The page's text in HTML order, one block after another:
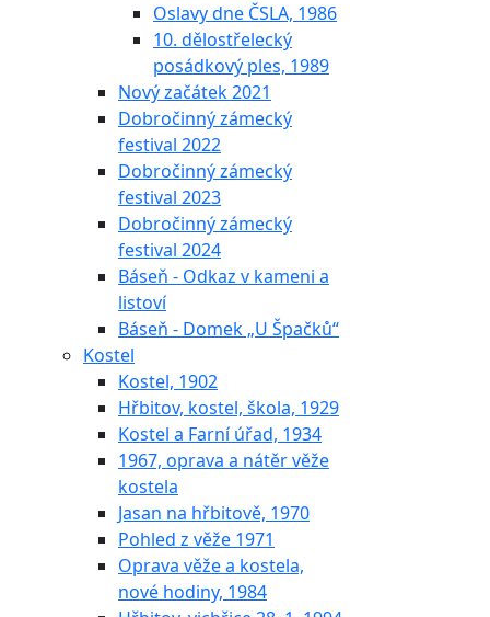
Oslavy dne ČSLA, 1986
10. dělostřelecký
posádkový ples, 1989
Nový začátek 2021
Dobročinný zámecký
festival 2022
Dobročinný zámecký
festival 2023
Dobročinný zámecký
festival 2024
Báseň - Odkaz v kameni a
listoví
Báseň - Domek „U Špačků“
Kostel
Kostel, 1902
Hřbitov, kostel, škola, 1929
Kostel a Farní úřad, 1934
1967, oprava a nátěr věže
kostela
Jasan na hřbitově, 1970
Pohled z věže 1971
Oprava věže a kostela,
nové hodiny, 1984